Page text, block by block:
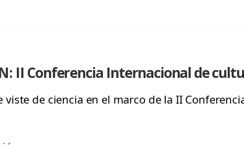
II Conferencia Internacional de
viste de ciencia en el marco de la II